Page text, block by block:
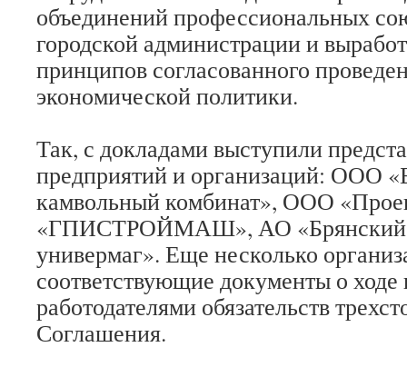
объединений профессиональных
городской администрации и
принципов согласованного
экономической политики.
Так, с докладами выступили
предприятий и организаций: ООО
камвольный комбинат», ООО
«ГПИСТРОЙМАШ», АО «Брянский
универмаг». Еще несколько
соответствующие документы о
работодателями обязательств
Соглашения.